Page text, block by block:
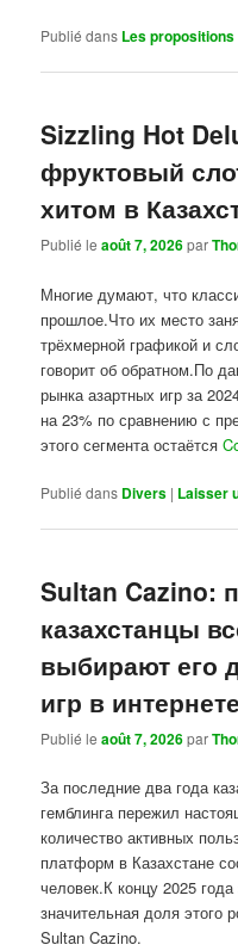
Publié dans Les propositions
Sizzling Hot
фруктовый
хитом в
Publié leaoût 7, 2026par
Многие думают, что
прошлое.Что их место
трёхмерной графикой и
говорит об обратном.По
рынка азартных игр за
на 23% по сравнению с
этого сегмента остаётся
Publié dans Divers | Laisser
Sultan Cazino:
казахстанцы
выбирают его
игр в интернете
Publié leaoût 7, 2026par
За последние два года
гемблинга пережил
количество активных
платформ в Казахстане
человек.К концу 2025
значительная доля этого
Sultan Cazino.